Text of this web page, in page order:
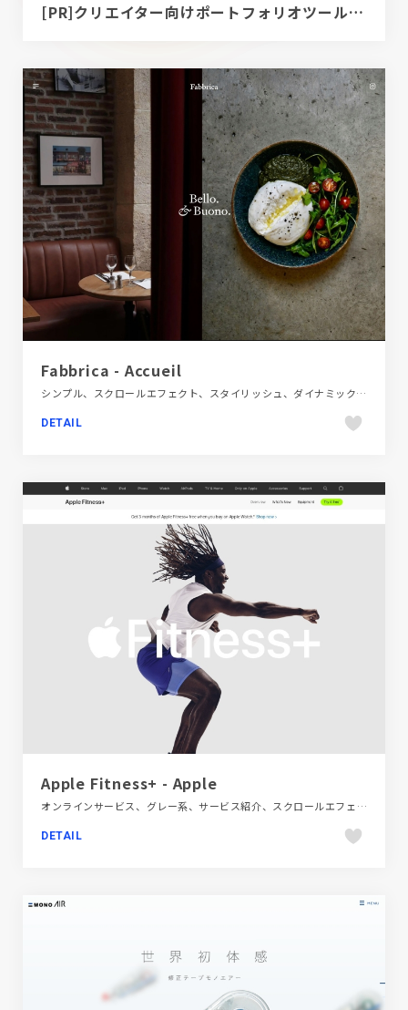
[PR]クリエイター向けポートフォリオツール｜BRIK PORTFOLIO
Fabbrica - Accueil
シンプル、スクロールエフェクト、スタイリッシュ、ダイナミック、ブラック系 、ホワイト系、モーション多め、レッド系、大きめ写真、施設・店舗サイト、海外サイト、飲食店・グルメ・ウェディング
DETAIL
Apple Fitness+ - Apple
オンラインサービス、グレー系、サービス紹介、スクロールエフェクト、スタイリッシュ、スポーツ・アウトドア、ダイナミック、ブランド・サービスサイト、ホワイト系、モーション多め、大きめ写真、海外サイト、飲料・食品
DETAIL